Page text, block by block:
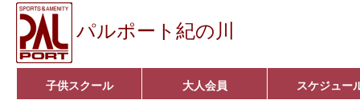
パルポート紀の川
子供スクール 大人会員 スケジュー